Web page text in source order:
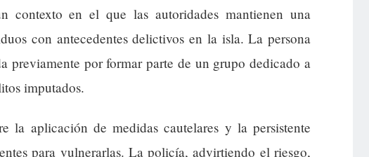
contexto en el que las autoridades mantienen una
con antecedentes delictivos en la isla. La persona
previamente por formar parte de un grupo dedicado a
imputados.
la aplicación de medidas cautelares y la persistente
para vulnerarlas. La policía, advirtiendo el riesgo,